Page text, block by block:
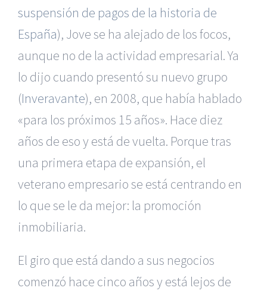
suspensión de pagos de la historia de
España), Jove se ha alejado de los focos,
aunque no de la actividad empresarial. Ya
lo dijo cuando presentó su nuevo grupo
(Inveravante), en 2008, que había hablado
«para los próximos 15 años». Hace diez
años de eso y está de vuelta. Porque tras
una primera etapa de expansión, el
veterano empresario se está centrando en
lo que se le da mejor: la promoción
inmobiliaria.
El giro que está dando a sus negocios
comenzó hace cinco años y está lejos de